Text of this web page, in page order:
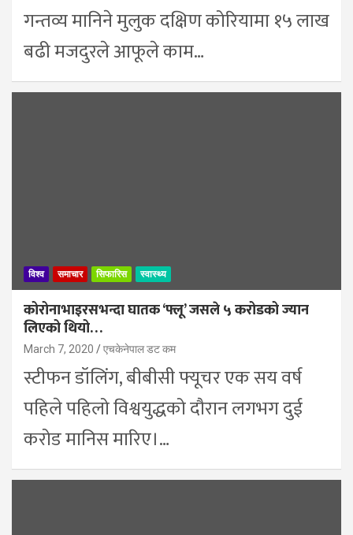
गन्तव्य मानिने मुलुक दक्षिण कोरियामा १५ लाख
बढी मजदुरले आफूले काम…
विश्व समाचार सिफारिस स्वास्थ्य
कोरोनाभाइरसभन्दा घातक ‘फ्लू’ जसले ५ करोडको ज्यान
लिएको थियो…
March 7, 2020 एचकेनेपाल डट कम
स्टीफन डॉलिंग, बीबीसी फ्यूचर एक सय वर्ष
पहिले पहिलो विश्वयुद्धको दौरान लगभग दुई
करोड मानिस मारिए।…